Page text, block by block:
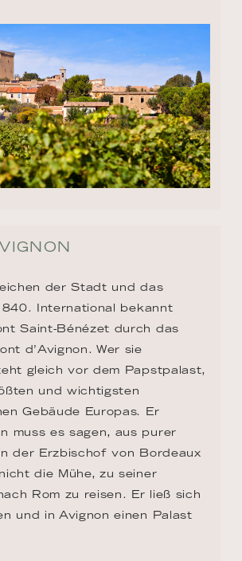
der Stadt und das
International bekannt
Saint-Bénézet durch das
d’Avignon. Wer sie
gleich vor dem Papstpalast,
und wichtigsten
Gebäude Europas. Er
muss es sagen, aus purer
der Erzbischof von Bordeaux
die Mühe, zu seiner
Rom zu reisen. Er ließ sich
und in Avignon einen Palast